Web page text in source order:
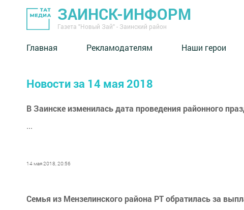
ЗАИНСК-ИНФОРМ
Газета "Новый Зай" - Заинский район
Главная Рекламодателям Наши герои
Новости за 14 мая 2018
В Заинске изменилась дата проведения районного
...
14 мая 2018, 20:56
Семья из Мензелинского района РТ обратилась за